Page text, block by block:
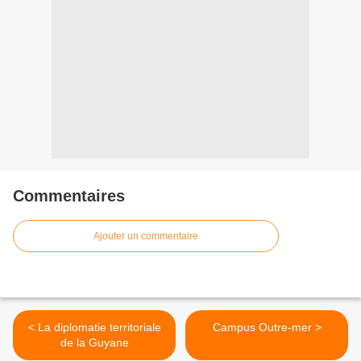
Commentaires
Ajouter un commentaire
< La diplomatie territoriale
de la Guyane
Campus Outre-mer >